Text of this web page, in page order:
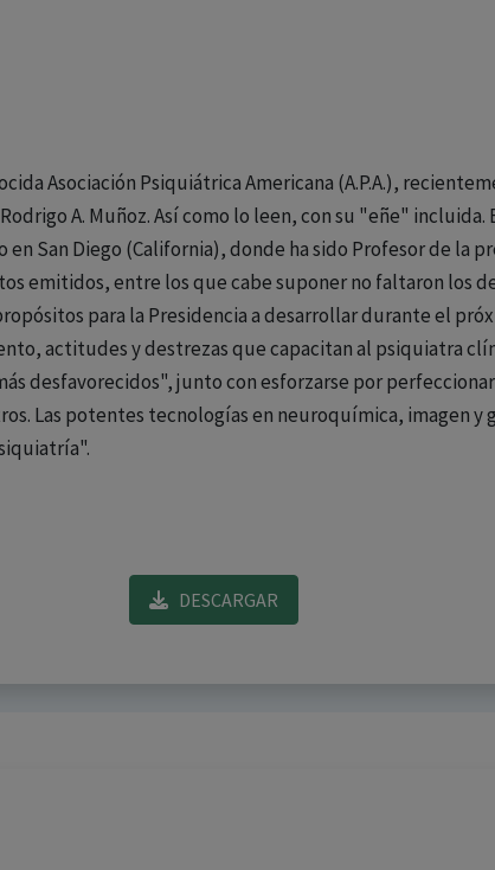
Asociación Psiquiátrica Americana (A.P.A.),
A. Muñoz. Así como lo leen, con su "eñe"
San Diego (California), donde ha sido Profesor de la
emitidos, entre los que cabe suponer no faltaron los
para la Presidencia a desarrollar durante el
actitudes y destrezas que capacitan al psiquiatra
desfavorecidos", junto con esforzarse por
Las potentes tecnologías en neuroquímica, imagen
DESCARGAR